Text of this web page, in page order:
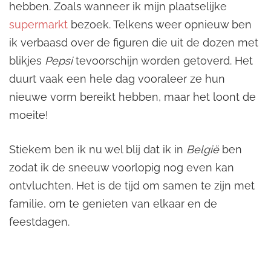
hebben. Zoals wanneer ik mijn plaatselijke
supermarkt bezoek. Telkens weer opnieuw ben
ik verbaasd over de figuren die uit de dozen met
blikjes Pepsitevoorschijn worden getoverd. Het
duurt vaak een hele dag vooraleer ze hun
nieuwe vorm bereikt hebben, maar het loont de
moeite!
Stiekem ben ik nu wel blij dat ik in Belgiëben
zodat ik de sneeuw voorlopig nog even kan
ontvluchten. Het is de tijd om samen te zijn met
familie, om te genieten van elkaar en de
feestdagen.